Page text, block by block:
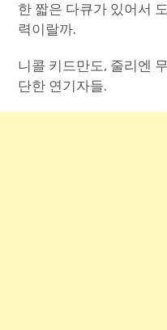
한 짧은 다큐가 있어서
력이랄까.
니콜 키드만도, 줄리엔
단한 연기자들.